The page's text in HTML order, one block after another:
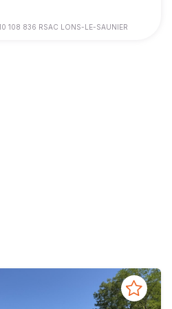
108 836 RSAC LONS-LE-SAUNIER